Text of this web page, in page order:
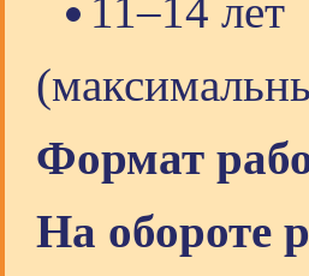
11–14 лет
Формат
На обороте